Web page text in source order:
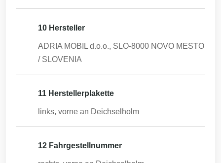
10 Hersteller
ADRIA MOBIL d.o.o., SLO-8000 NOVO MESTO
/ SLOVENIA
11 Herstellerplakette
links, vorne an Deichselholm
12 Fahrgestellnummer